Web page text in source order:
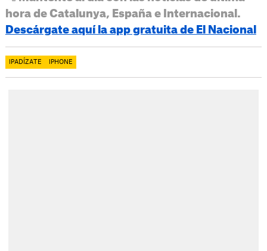
hora de Catalunya, España e Internacional.
Descárgate aquí la app gratuita de El Nacional
IPADÍZATE IPHONE